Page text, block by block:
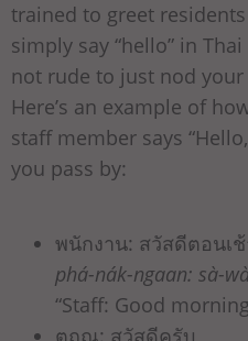
trained to greet
simply say “hello” in
not rude to just nod
Here’s an example of
staff member says
you pass by:
พนักงาน: สวัสดีตอนเ
phá-nák-ngaan: sà-
“Staff: Good